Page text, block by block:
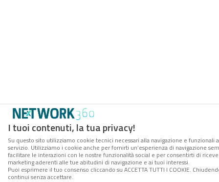
I tuoi contenuti, la tua privacy!
Su questo sito utilizziamo cookie tecnici necessari alla navigazione e funzionali
servizio. Utilizziamo i cookie anche per fornirti un’esperienza di navigazione
facilitare le interazioni con le nostre funzionalità social e per consentirti di
marketing aderenti alle tue abitudini di navigazione e ai tuoi interessi.
Puoi esprimere il tuo consenso cliccando su ACCETTA TUTTI I COOKIE.
continui senza accettare.